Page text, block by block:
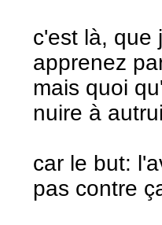
c'est là, que
apprenez
mais quoi
nuire à
car le but:
pas contre